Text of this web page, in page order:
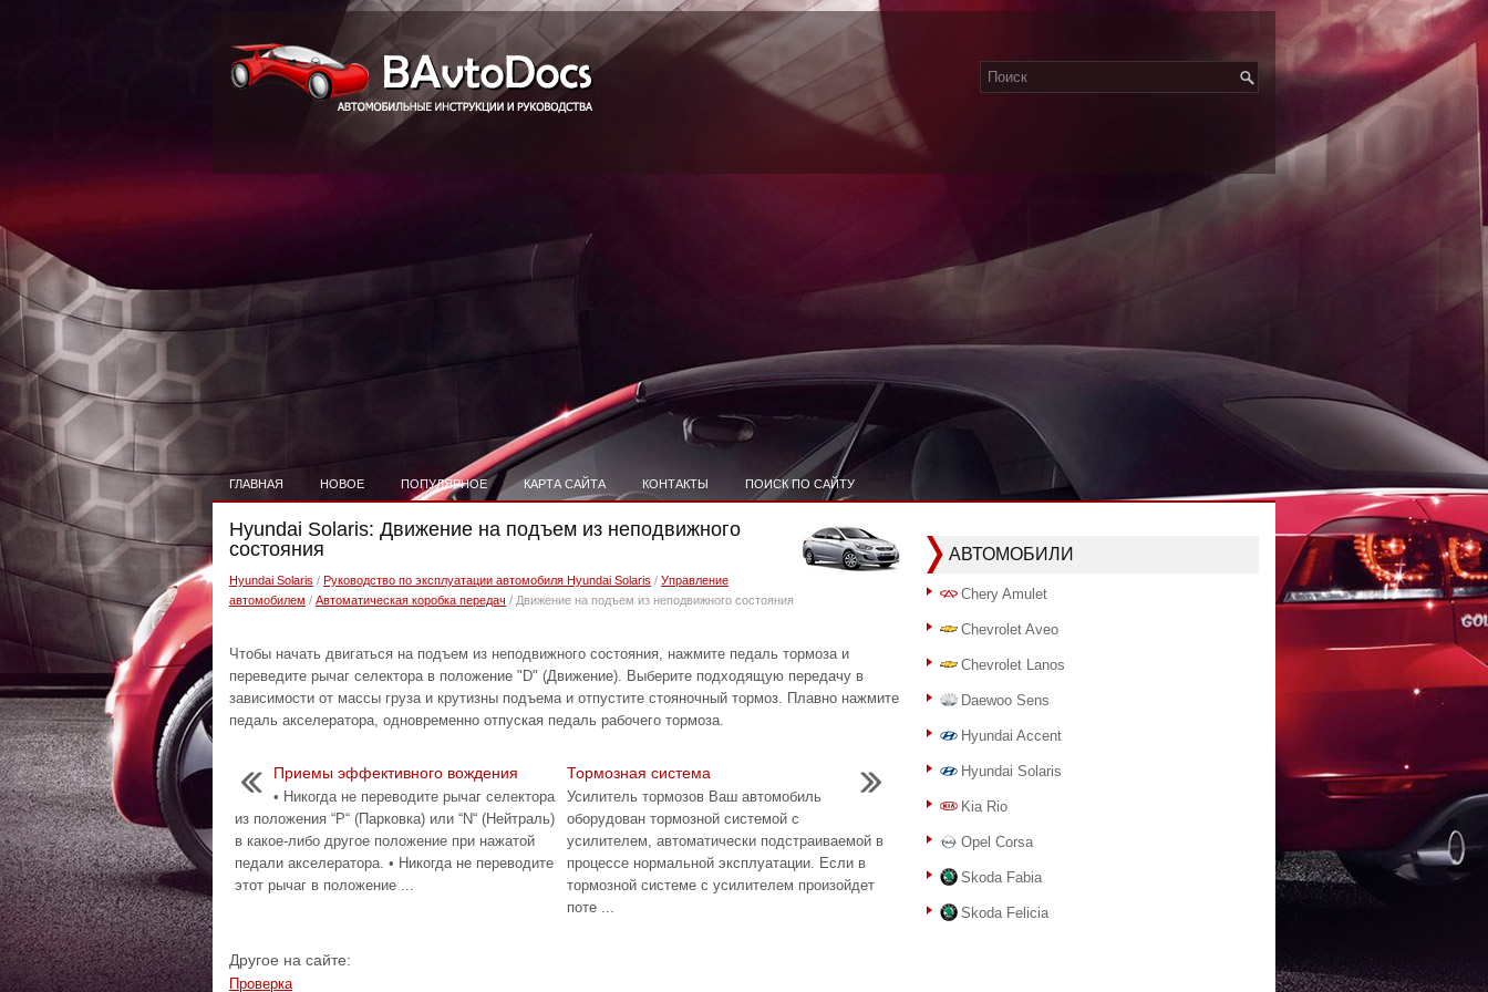
ГЛАВНАЯ НОВОЕ ПОПУЛЯРНОЕ КАРТА САЙТА КОНТАКТЫ ПОИСК ПО САЙТУ
Hyundai Solaris: Движение на подъем из неподвижного
состояния
Hyundai Solaris / Руководство по эксплуатации автомобиля Hyundai Solaris / Управление
автомобилем / Автоматическая коробка передач / Движение на подъем из неподвижного состояния
Чтобы начать двигаться на подъем из неподвижного состояния, нажмите педаль тормоза и
переведите рычаг селектора в положение "D" (Движение). Выберите подходящую передачу в
зависимости от массы груза и крутизны подъема и отпустите стояночный тормоз. Плавно нажмите
педаль акселератора, одновременно отпуская педаль рабочего тормоза.
Приемы эффективного вождения
• Никогда не переводите рычаг селектора
из положения “P“ (Парковка) или “N“ (Нейтраль)
в какое-либо другое положение при нажатой
педали акселератора. • Никогда не переводите
этот рычаг в положение ...
Тормозная система
Усилитель тормозов Ваш автомобиль
оборудован тормозной системой с
усилителем, автоматически подстраиваемой в
процессе нормальной эксплуатации. Если в
тормозной системе с усилителем произойдет
поте ...
Другое на сайте:
Проверка
АВТОМОБИЛИ
Chery Amulet
Chevrolet Aveo
Chevrolet Lanos
Daewoo Sens
Hyundai Accent
Hyundai Solaris
Kia Rio
Opel Corsa
Skoda Fabia
Skoda Felicia